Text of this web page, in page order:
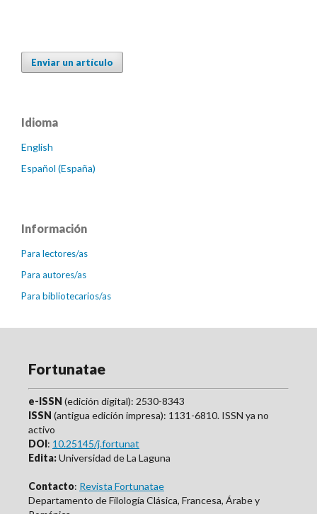
Enviar un artículo
Idioma
English
Español (España)
Información
Para lectores/as
Para autores/as
Para bibliotecarios/as
Fortunatae
e-ISSN (edición digital): 2530-8343
ISSN (antigua edición impresa): 1131-6810. ISSN ya no
activo
DOI: 10.25145/j.fortunat
Edita:Universidad de La Laguna
Contacto: Revista Fortunatae
Departamento de Filología Clásica, Francesa, Árabe y